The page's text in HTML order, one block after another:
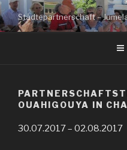
Zum
Inhalt
springen
Städtepartnerschaft –
OUAHIGOUYA IN
30.07.2017 – 02.08.2017